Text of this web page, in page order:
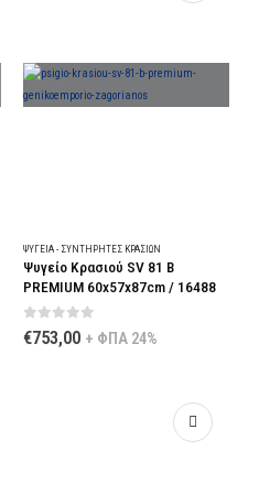
ΨΥΓΕΊΑ - ΣΥΝΤΗΡΗΤΈΣ ΚΡΑΣΙΏΝ
Ψυγείο Κρασιού SV 81 B
PREMIUM 60x57x87cm / 16488
0out of 5
€753,00 + ΦΠΑ 24%